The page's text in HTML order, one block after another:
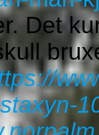
Det